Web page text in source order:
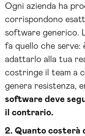
Ogni azienda ha
corrispondono
software generico.
fa quello che serve:
adattarlo alla tua
costringe il team a
genera resistenza,
software deve
il contrario.
2. Quanto costerà